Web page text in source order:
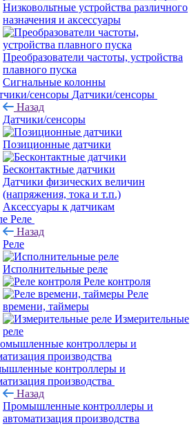
Низковольтные устройства различного
назначения и аксессуары
Преобразователи частоты, устройства
плавного пуска
Сигнальные колонны
Датчики/сенсоры
Назад
Датчики/сенсоры
Позиционные датчики
Бесконтактные датчики
Датчики физических величин
(напряжения, тока и т.п.)
Аксессуары к датчикам
Реле
Назад
Реле
Исполнительные реле
Реле контроля
Реле
времени, таймеры
Измерительные
реле
контроллеры и
производства
Назад
Промышленные контроллеры и
автоматизация производства